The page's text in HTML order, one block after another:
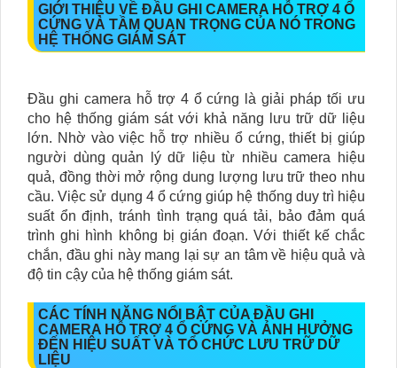
GIỚI THIỆU VỀ ĐẦU GHI CAMERA HỖ TRỢ 4 Ổ
CỨNG VÀ TẦM QUAN TRỌNG CỦA NÓ TRONG
HỆ THỐNG GIÁM SÁT
Đầu ghi camera hỗ trợ 4 ổ cứng là giải pháp tối ưu
cho hệ thống giám sát với khả năng lưu trữ dữ liệu
lớn. Nhờ vào việc hỗ trợ nhiều ổ cứng, thiết bị giúp
người dùng quản lý dữ liệu từ nhiều camera hiệu
quả, đồng thời mở rộng dung lượng lưu trữ theo nhu
cầu. Việc sử dụng 4 ổ cứng giúp hệ thống duy trì hiệu
suất ổn định, tránh tình trạng quá tải, bảo đảm quá
trình ghi hình không bị gián đoạn. Với thiết kế chắc
chắn, đầu ghi này mang lại sự an tâm về hiệu quả và
độ tin cậy của hệ thống giám sát.
CÁC TÍNH NĂNG NỔI BẬT CỦA ĐẦU GHI
CAMERA HỖ TRỢ 4 Ổ CỨNG VÀ ẢNH HƯỞNG
ĐẾN HIỆU SUẤT VÀ TỔ CHỨC LƯU TRỮ DỮ
LIỆU